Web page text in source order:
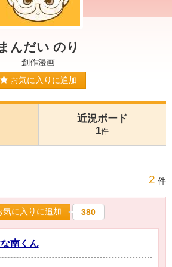
まんだい のり
創作漫画
お気に入りに追加
近況ボード
1件
2 件
気に入りに追加 380
南くん